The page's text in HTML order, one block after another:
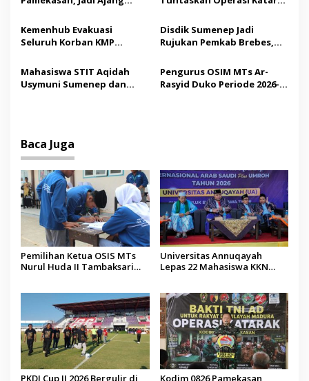
o
s
Madura
Tindakan Medis
Kemenhub Evakuasi
Seluruh Korban KMP
Operator Diaudit
Disdik Sumenep Jadi
Rujukan Pemkab Brebes,
Pendidikan Berbasis
Budaya
Mahasiswa STIT Aqidah
Usymuni Sumenep dan
Pengurus OSIM MTs Ar-
Rasyid Duko Periode 2026-
Baca Juga
Pemilihan Ketua OSIS MTs
Nurul Huda II Tambaksari
Universitas Annuqayah
Lepas 22 Mahasiswa KKN
PKDI Cup II 2026 Bergulir di
Kodim 0826 Pamekasan